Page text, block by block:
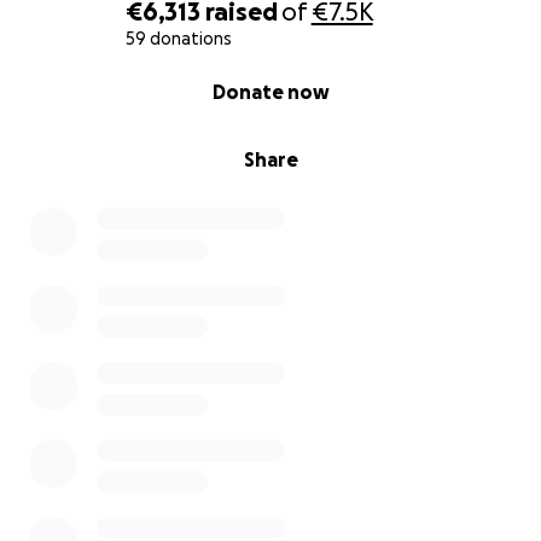
€6,313 raisedof€7.5K
59 donations
Share
Donate now
Every contribution brings me closer to stability after
navigate through this storm and find my way back to